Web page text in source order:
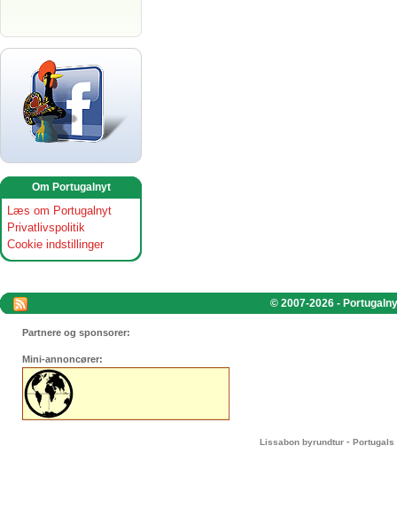
Om Portugalnyt
Læs om Portugalnyt
Privatlivspolitik
Cookie indstillinger
© 2007-2026 -
Partnere og sponsorer:
Mini-annoncører:
Lissabon byrundtur - Portugals